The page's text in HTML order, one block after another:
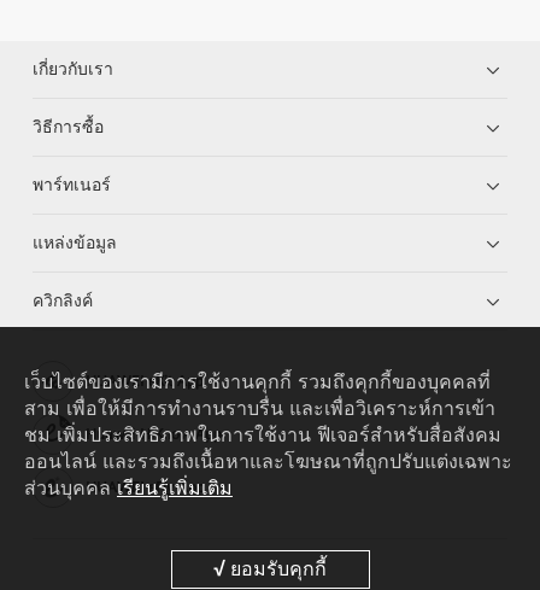
เกี่ยวกับเรา
วิธีการซื้อ
พาร์ทเนอร์
แหล่งข้อมูล
ควิกลิงค์
HUAWEI eKit App
Huawei HiKnow App
HUAWEI eFly App
เว็บไซต์ของเรามีการใช้งานคุกกี้ รวมถึงคุกกี้ของบุคคลที่
สาม เพื่อให้มีการทำงานราบรื่น และเพื่อวิเคราะห์การเข้า
ชม เพิ่มประสิทธิภาพในการใช้งาน ฟีเจอร์สำหรับสื่อสังคม
ออนไลน์ และรวมถึงเนื้อหาและโฆษณาที่ถูกปรับแต่งเฉพาะ
ส่วนบุคคล เรียนรู้เพิ่มเติม